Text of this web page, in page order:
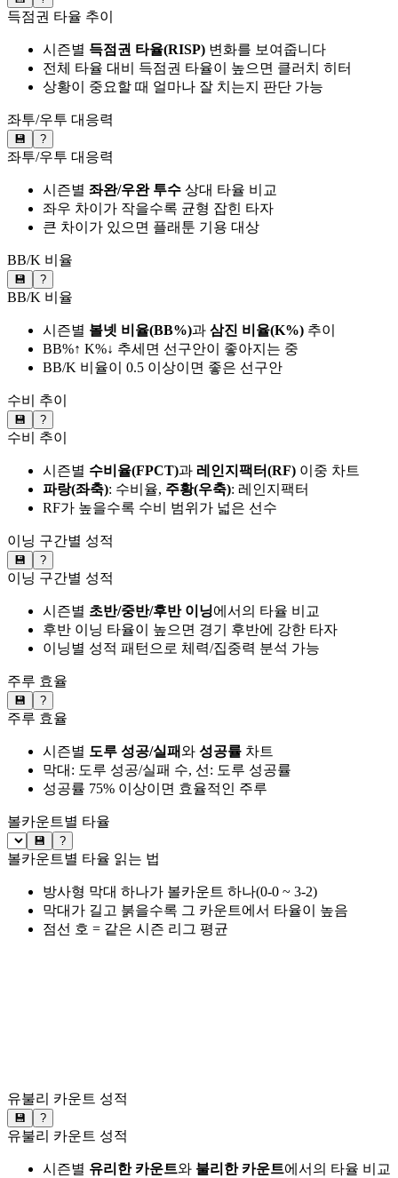
득점권 타율 추이
시즌별 득점권 타율(RISP) 변화를 보여줍니다
전체 타율 대비 득점권 타율이 높으면 클러치 히터
상황이 중요할 때 얼마나 잘 치는지 판단 가능
좌투/우투 대응력
💾 ?
좌투/우투 대응력
시즌별 좌완/우완 투수 상대 타율 비교
좌우 차이가 작을수록 균형 잡힌 타자
큰 차이가 있으면 플래툰 기용 대상
BB/K 비율
💾 ?
BB/K 비율
시즌별 볼넷 비율(BB%)과 삼진 비율(K%) 추이
BB%↑ K%↓ 추세면 선구안이 좋아지는 중
BB/K 비율이 0.5 이상이면 좋은 선구안
수비 추이
💾 ?
수비 추이
시즌별 수비율(FPCT)과 레인지팩터(RF) 이중 차트
파랑(좌축): 수비율, 주황(우축): 레인지팩터
RF가 높을수록 수비 범위가 넓은 선수
이닝 구간별 성적
💾 ?
이닝 구간별 성적
시즌별 초반/중반/후반 이닝에서의 타율 비교
후반 이닝 타율이 높으면 경기 후반에 강한 타자
이닝별 성적 패턴으로 체력/집중력 분석 가능
주루 효율
💾 ?
주루 효율
시즌별 도루 성공/실패와 성공률 차트
막대: 도루 성공/실패 수, 선: 도루 성공률
성공률 75% 이상이면 효율적인 주루
볼카운트별 타율
💾 ?
볼카운트별 타율 읽는 법
방사형 막대 하나가 볼카운트 하나(0-0 ~ 3-2)
막대가 길고 붉을수록 그 카운트에서 타율이 높음
점선 호 = 같은 시즌 리그 평균
유불리 카운트 성적
💾 ?
유불리 카운트 성적
시즌별 유리한 카운트와 불리한 카운트에서의 타율 비교